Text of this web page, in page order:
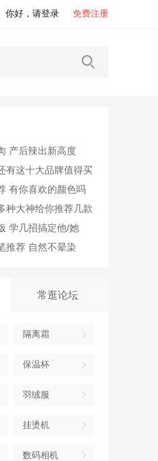
你好，请登录 免费注册
产后辣出新高度
有这十大品牌值得买
有你喜欢的颜色吗
种大神给你推荐几款
学几招搞定他/她
推荐 自然不晕染
常逛论坛
隔离霜
保温杯
羽绒服
挂烫机
数码相机